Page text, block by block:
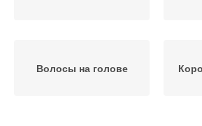
Волосы на голове